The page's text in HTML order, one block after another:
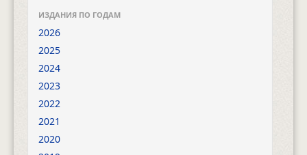
Газета
ИЗДАНИЯ ПО ГОДАМ
2026
2025
2024
2023
2022
2021
2020